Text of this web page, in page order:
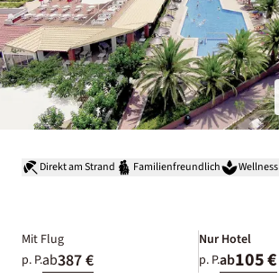
Direkt am Strand Familienfreundlich Wellness
Mit Flug
p. P.ab387 €
Nur Hotel
p. P.ab105 €